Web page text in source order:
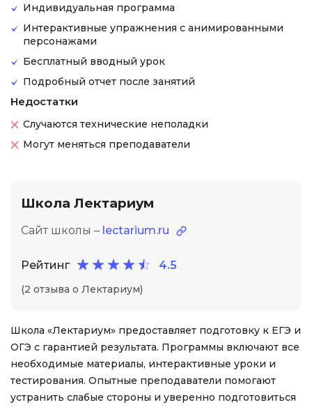
Индивидуальная программа
Интерактивные упражнения с анимированными
персонажами
Бесплатный вводный урок
Подробный отчет после занятий
Недостатки
Случаются технические неполадки
Могут меняться преподаватели
Школа Лектариум
Сайт школы – lectarium.ru
Рейтинг 4.5
(2 отзыва о Лектариум)
Школа «Лектариум» предоставляет подготовку к ЕГЭ и
ОГЭ с гарантией результата. Программы включают все
необходимые материалы, интерактивные уроки и
тестирования. Опытные преподаватели помогают
устранить слабые стороны и уверенно подготовиться